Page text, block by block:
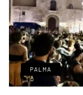
PALMA